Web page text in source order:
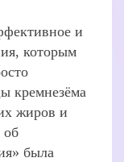
и
которым
кремнезёма
жиров и
об
была